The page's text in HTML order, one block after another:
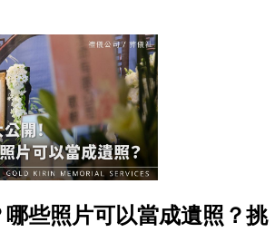
些照片可以當成遺照？挑